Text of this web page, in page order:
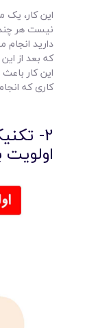
این کار، یک
نیست هر
دارید انجام
که بعد از
این کار
کاری که
2-
اولویت